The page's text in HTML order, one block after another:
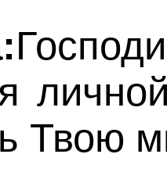
Твою